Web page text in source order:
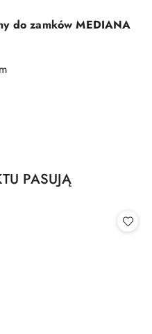
do zamków MEDIANA
PASUJĄ